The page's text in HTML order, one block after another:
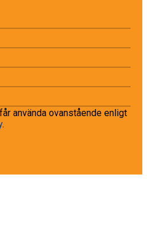
använda ovanstående enligt
.